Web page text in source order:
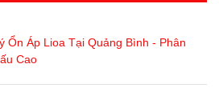
Ổn Áp Lioa Tại Quảng Bình - Phân
Cao